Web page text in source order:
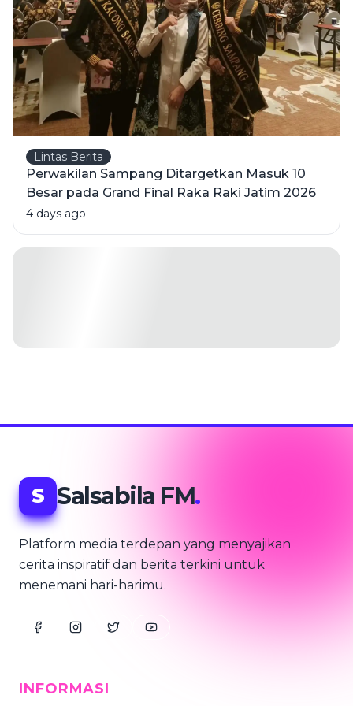
Berlisensi
Lintas Berita
Perwakilan Sampang Ditargetkan Masuk 10
Besar pada Grand Final Raka Raki Jatim 2026
4 days ago
S Salsabila FM.
Platform media terdepan yang menyajikan
cerita inspiratif dan berita terkini untuk
menemani hari-harimu.
INFORMASI